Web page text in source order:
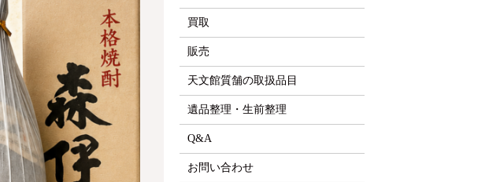
買取
販売
天文館質舗の取扱品目
遺品整理・生前整理
Q&A
お問い合わせ